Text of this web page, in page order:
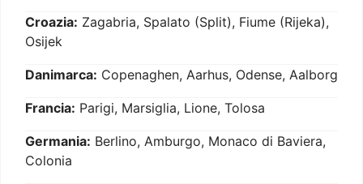
Croazia: Zagabria, Spalato (Split), Fiume (Rijeka),
Osijek
Danimarca: Copenaghen, Aarhus, Odense, Aalborg
Francia: Parigi, Marsiglia, Lione, Tolosa
Germania: Berlino, Amburgo, Monaco di Baviera,
Colonia